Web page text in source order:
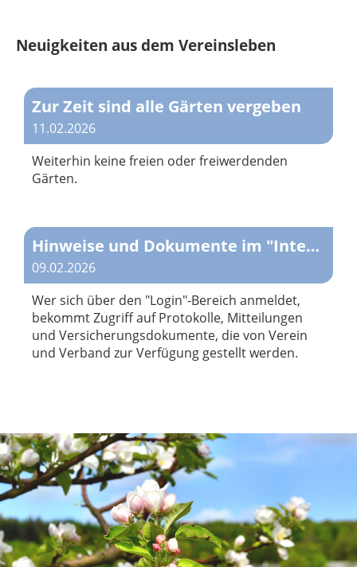
Neuigkeiten aus dem Vereinsleben
Zur Zeit sind alle Gärten vergeben
11.02.2026
Weiterhin keine freien oder freiwerdenden
Gärten.
Hinweise und Dokumente im "Internen Bereich"
09.02.2026
Wer sich über den "Login"-Bereich anmeldet,
bekommt Zugriff auf Protokolle, Mitteilungen
und Versicherungsdokumente, die von Verein
und Verband zur Verfügung gestellt werden.